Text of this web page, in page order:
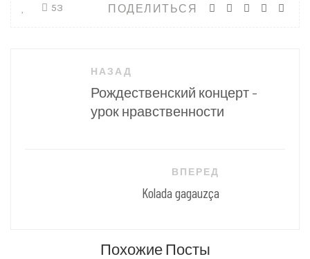
ПОДЕЛИТЬСЯ
53
НАЗАД
Рождественский концерт –
урок нравственности
ВПЕРЕД
Kolada gagauzça
Похожие Посты